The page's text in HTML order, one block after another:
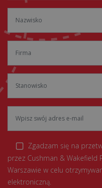
Zgadzam się na
przez Cushman & Wakefield
Warszawie w celu
elektroniczną.